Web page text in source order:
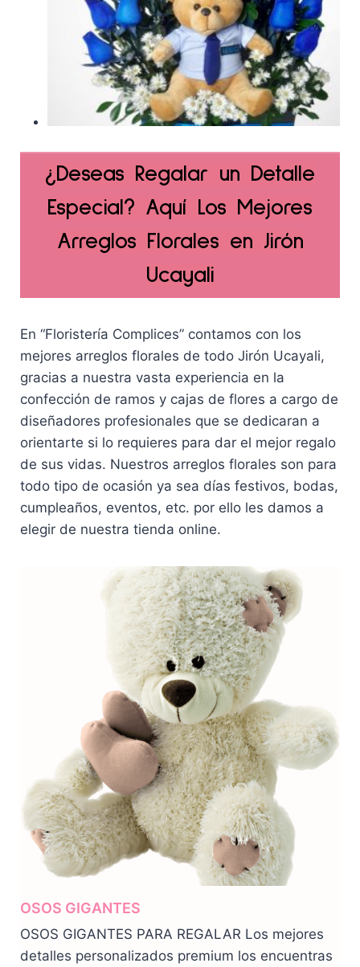
¿Deseas Regalar un Detalle
Especial? Aquí Los Mejores
Arreglos Florales en Jirón
Ucayali
En “Floristería Complices” contamos con los
mejores arreglos florales de todo Jirón Ucayali,
gracias a nuestra vasta experiencia en la
confección de ramos y cajas de flores a cargo de
diseñadores profesionales que se dedicaran a
orientarte si lo requieres para dar el mejor regalo
de sus vidas. Nuestros arreglos florales son para
todo tipo de ocasión ya sea días festivos, bodas,
cumpleaños, eventos, etc. por ello les damos a
elegir de nuestra tienda online.
OSOS GIGANTES
OSOS GIGANTES PARA REGALAR Los mejores
detalles personalizados premium los encuentras